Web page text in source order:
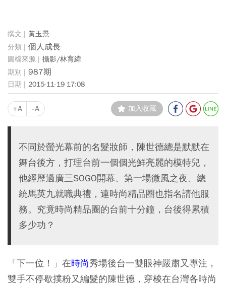
黃玉景
個人成長
攝影/林育緯
987期
2015-11-19 17:08
+A -A 加入收藏
不同於螢光幕前的名髮妝師，陳世德總是默默在
舞台後方，打理台前一個個光鮮亮麗的模特兒，
他經歷過廣三SOGO開幕、第一場微風之夜、總
統馬英九就職典禮，連時尚精品圈也指名請他服
務。究竟時尚精品圈的台前十分鐘，台後得累積
多少功？
「下一位！」在時尚秀場後台一雙眼神嚴肅又專注，
雙手不停歇撲粉又編髮的陳世德，穿梭在台灣各時尚